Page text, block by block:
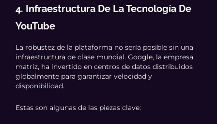
4. Infraestructura De La Tecnología De
YouTube
La robustez de la plataforma no sería posible sin una
infraestructura de clase mundial. Google, la empresa
matriz, ha invertido en centros de datos distribuidos
globalmente para garantizar velocidad y
disponibilidad.
Estas son algunas de las piezas clave: